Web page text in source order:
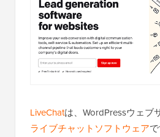
LiveChatは、WordPressウェブ
ライブチャットソフトウェア